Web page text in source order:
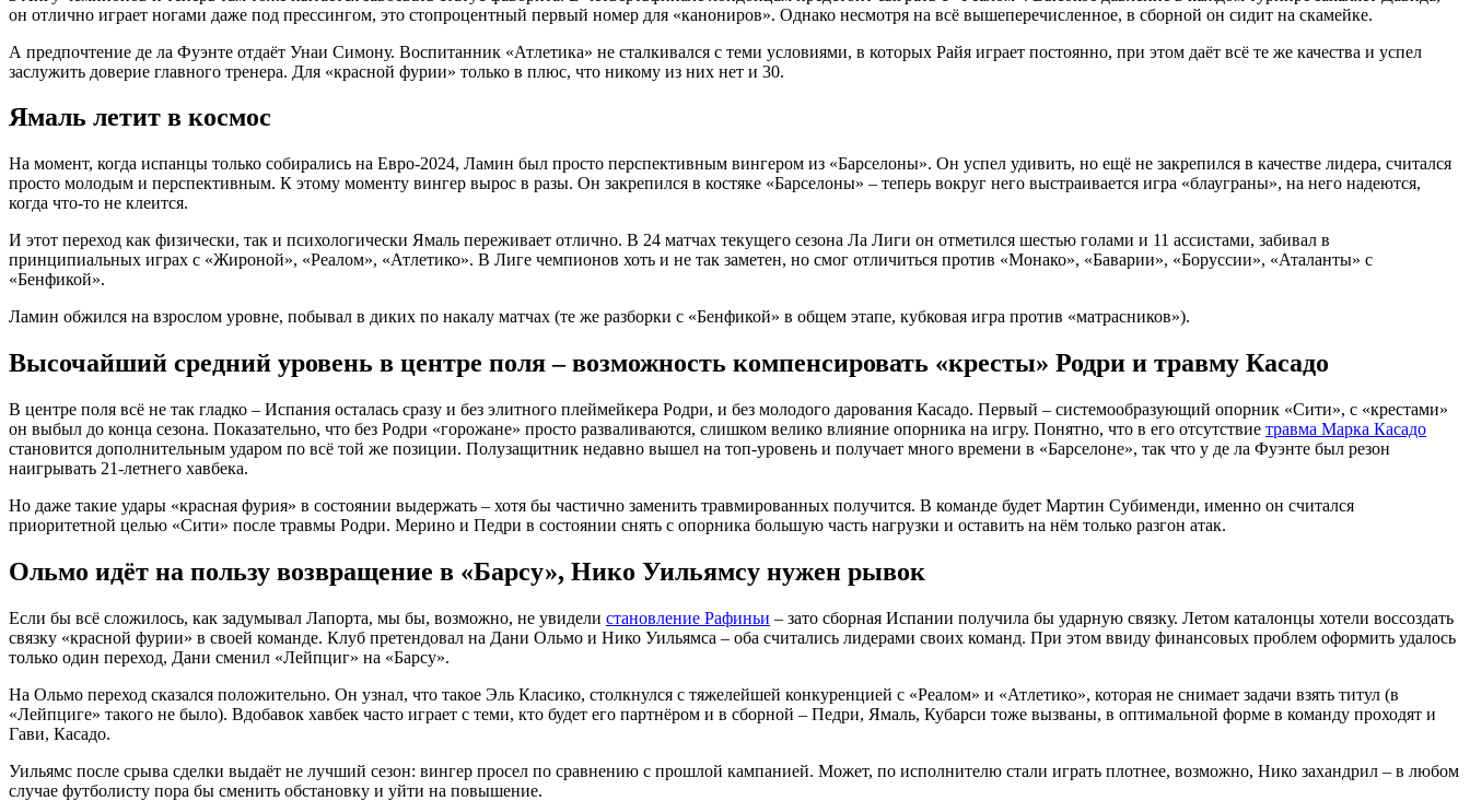
он отлично играет ногами даже под прессингом, это стопроцентный первый номер для «канониров». Однако несмотря на всё вышеперечисленное, в сборной он сидит на скамейке.
А предпочтение де ла Фуэнте отдаёт Унаи Симону. Воспитанник «Атлетика» не сталкивался с теми условиями, в которых Райя играет постоянно, при этом даёт всё те же качества и успел
заслужить доверие главного тренера. Для «красной фурии» только в плюс, что никому из них нет и 30.
Ямаль летит в космос
На момент, когда испанцы только собирались на Евро-2024, Ламин был просто перспективным вингером из «Барселоны». Он успел удивить, но ещё не закрепился в качестве лидера, считался
просто молодым и перспективным. К этому моменту вингер вырос в разы. Он закрепился в костяке «Барселоны» – теперь вокруг него выстраивается игра «блауграны», на него надеются,
когда что-то не клеится.
И этот переход как физически, так и психологически Ямаль переживает отлично. В 24 матчах текущего сезона Ла Лиги он отметился шестью голами и 11 ассистами, забивал в
принципиальных играх с «Жироной», «Реалом», «Атлетико». В Лиге чемпионов хоть и не так заметен, но смог отличиться против «Монако», «Баварии», «Боруссии», «Аталанты» с
«Бенфикой».
Ламин обжился на взрослом уровне, побывал в диких по накалу матчах (те же разборки с «Бенфикой» в общем этапе, кубковая игра против «матрасников»).
Высочайший средний уровень в центре поля – возможность компенсировать «кресты» Родри и травму Касадо
В центре поля всё не так гладко – Испания осталась сразу и без элитного плеймейкера Родри, и без молодого дарования Касадо. Первый – системообразующий опорник «Сити», с «крестами»
он выбыл до конца сезона. Показательно, что без Родри «горожане» просто разваливаются, слишком велико влияние опорника на игру. Понятно, что в его отсутствие травма Марка Касадо
становится дополнительным ударом по всё той же позиции. Полузащитник недавно вышел на топ-уровень и получает много времени в «Барселоне», так что у де ла Фуэнте был резон
наигрывать 21-летнего хавбека.
Но даже такие удары «красная фурия» в состоянии выдержать – хотя бы частично заменить травмированных получится. В команде будет Мартин Субименди, именно он считался
приоритетной целью «Сити» после травмы Родри. Мерино и Педри в состоянии снять с опорника большую часть нагрузки и оставить на нём только разгон атак.
Ольмо идёт на пользу возвращение в «Барсу», Нико Уильямсу нужен рывок
Если бы всё сложилось, как задумывал Лапорта, мы бы, возможно, не увидели становление Рафиньи – зато сборная Испании получила бы ударную связку. Летом каталонцы хотели воссоздать
связку «красной фурии» в своей команде. Клуб претендовал на Дани Ольмо и Нико Уильямса – оба считались лидерами своих команд. При этом ввиду финансовых проблем оформить удалось
только один переход, Дани сменил «Лейпциг» на «Барсу».
На Ольмо переход сказался положительно. Он узнал, что такое Эль Класико, столкнулся с тяжелейшей конкуренцией с «Реалом» и «Атлетико», которая не снимает задачи взять титул (в
«Лейпциге» такого не было). Вдобавок хавбек часто играет с теми, кто будет его партнёром и в сборной – Педри, Ямаль, Кубарси тоже вызваны, в оптимальной форме в команду проходят и
Гави, Касадо.
Уильямс после срыва сделки выдаёт не лучший сезон: вингер просел по сравнению с прошлой кампанией. Может, по исполнителю стали играть плотнее, возможно, Нико захандрил – в любом
случае футболисту пора бы сменить обстановку и уйти на повышение.